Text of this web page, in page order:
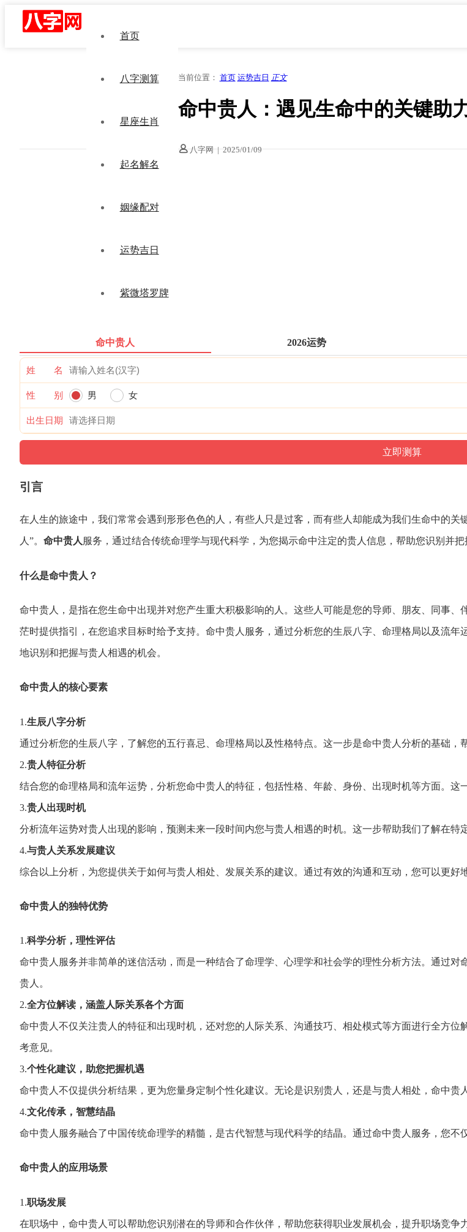
首页
八字测算
星座生肖
起名解名
姻缘配对
运势吉日
紫微塔罗牌
当前位置： 首页 运势吉日 正文
命中贵人：遇见生命中的关键助
八字网 | 2025/01/09
命中贵人 2026运势
姓 名
性 别 男 女
出生日期
引言
在人生的旅途中， 我们常常会遇到形形色色的人， 有些人只是过客， 而有些人却能成为我们生命中的关
人”。 命中贵人服务， 通过结合传统命理学与现代科学， 为您揭示命中注定的贵人信息， 帮助您识别并把
什么是命中贵人？
命中贵人， 是指在您生命中出现并对您产生重大积极影响的人。 这些人可能是您的导师、 朋友、 同事、
茫时提供指引， 在您追求目标时给予支持。 命中贵人服务， 通过分析您的生辰八字、 命理格局以及流年
地识别 和把握与贵人相遇的机会。
命中贵人的核心要素
1.生辰八字分析
通过分析您的生辰八字， 了解您的五行喜忌、 命理格局以及性格特点。 这一步是命中贵人分析的基础，
2.贵人特征分析
结合您的命理格局和流年运势， 分析您命中贵人的特征， 包括性格、 年龄、 身份、 出现时机等方面。 这
3.贵人出现时机
分析流年运势对贵人出现的影响， 预测未来一段时间内您与贵人相遇的时机。 这一步帮助我们了解在特
4.与贵人关系发展建议
综合以上分析， 为您提供关于如何与贵人相处、 发展关系的建议。 通过有效的沟通和互动， 您可以更好
命中贵人的独特优势
1.科学分析，理性评估
命中贵人服务并非简单的迷信活动， 而是一种结合了命理学、 心理学和社会学的理性分析方法。 通过对
贵人。
2.全方位解读，涵盖人际关系各个方面
命中贵人不仅关注贵人的特征和出现时机， 还对您的人际关系、 沟通技巧、 相处模式等方面进行全方位
考意见。
3.个性化建议，助您把握机遇
命中贵人不仅提供分析结果， 更为您量身定制个性化建议。 无论是识别贵人， 还是与贵人相处， 命中贵
4.文化传承，智慧结晶
命中贵人服务融合了中国传统命理学的精髓， 是古代智慧与现代科学的结晶。 通过命中贵人服务， 您不
命中贵人的应用场景
1.职场发展
在职场中， 命中贵人可以帮助您识别潜在的导师和合作伙伴， 帮助您获得职业发展机会， 提升职场竞争